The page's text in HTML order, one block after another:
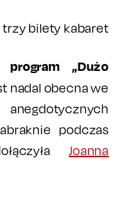
program „Dużo
nadal obecna we
podczas
Joanna